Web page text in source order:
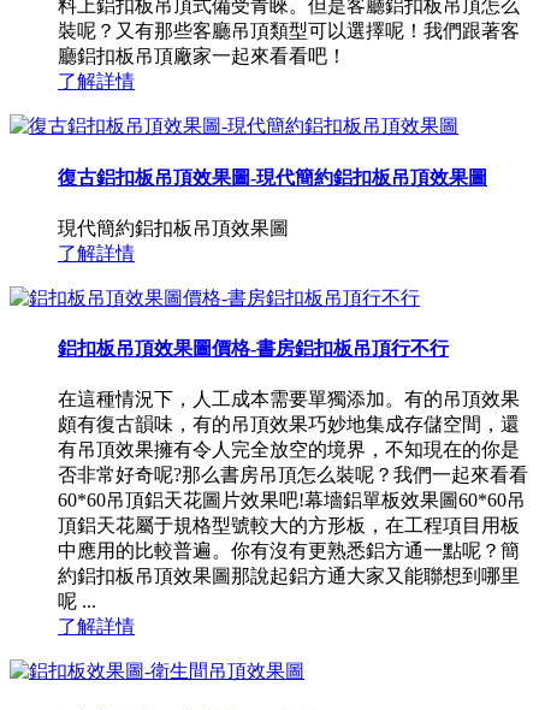
料上鋁扣板吊頂式備受青睞。但是客廳鋁扣板吊頂怎么
裝呢？又有那些客廳吊頂類型可以選擇呢！我們跟著客
廳鋁扣板吊頂廠家一起來看看吧！
了解詳情
復古鋁扣板吊頂效果圖-現代簡約鋁扣板吊頂效果圖
現代簡約鋁扣板吊頂效果圖
了解詳情
鋁扣板吊頂效果圖價格-書房鋁扣板吊頂行不行
在這種情況下，人工成本需要單獨添加。有的吊頂效果
頗有復古韻味，有的吊頂效果巧妙地集成存儲空間，還
有吊頂效果擁有令人完全放空的境界，不知現在的你是
否非常好奇呢?那么書房吊頂怎么裝呢？我們一起來看看
60*60吊頂鋁天花圖片效果吧!幕墻鋁單板效果圖60*60吊
頂鋁天花屬于規格型號較大的方形板，在工程項目用板
中應用的比較普遍。你有沒有更熟悉鋁方通一點呢？簡
約鋁扣板吊頂效果圖那說起鋁方通大家又能聯想到哪里
呢 ...
了解詳情